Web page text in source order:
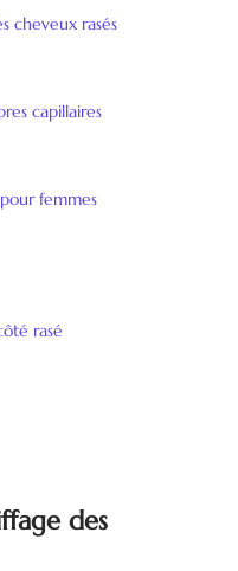
cheveux rasés
capillaires
femmes
rasé
des